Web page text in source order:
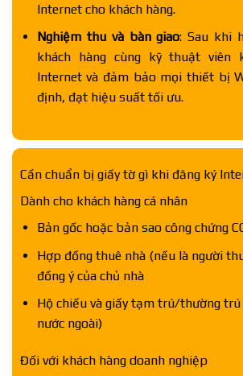
Internet cho khách hàng.
Nghiệm thu và bàn giao: Sau khi
khách hàng cùng kỹ thuật
Internet và đảm bảo mọi thiết bị
định, đạt hiệu suất tối ưu.
Cần chuẩn bị giấy tờ gì khi đăng ký
Dành cho khách hàng cá nhân
Bản gốc hoặc bản sao công chứng
Hợp đồng thuê nhà (nếu là người
đồng ý của chủ nhà
Hộ chiếu và giấy tạm trú/thường
nước ngoài)
Đối với khách hàng doanh nghiệp